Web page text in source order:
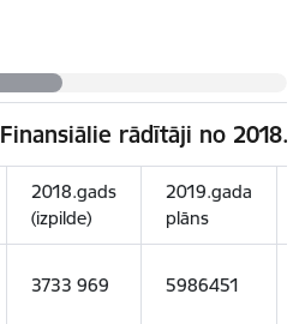
Finansiālie rādītāji no 2018.
2018.gads
(izpilde)
2019.gada
plāns
3733 969 5986451